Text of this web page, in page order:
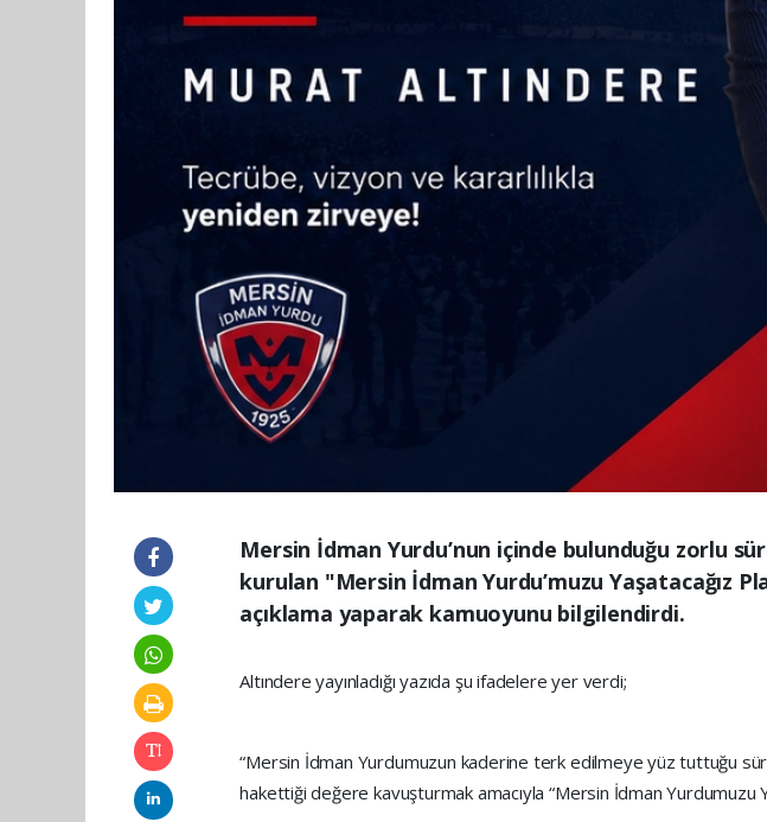
Mersin İdman Yurdu’nun içinde bulunduğu zorlu
kurulan "Mersin İdman Yurdu’muzu Yaşatacağız
açıklama yaparak kamuoyunu bilgilendirdi.
Altındere yayınladığı yazıda şu ifadelere yer verdi;
“Mersin İdman Yurdumuzun kaderine terk edilmeye yüz tuttuğu
hakettiği değere kavuşturmak amacıyla “Mersin İdman Yurdumuzu